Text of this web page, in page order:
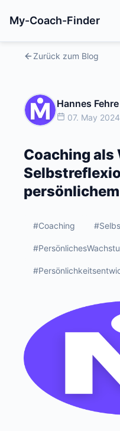
My-Coach-Finder
Zurück zum Blog
Hannes Fehre
07. May
Coaching als
#Coaching